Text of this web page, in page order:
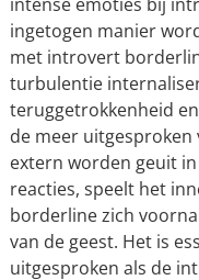
ingetogen manier
met introvert
turbulentie
teruggetrokkenheid
de meer
extern worden geuit
reacties, speelt het
borderline zich
van de geest. Het is
uitgesproken als de